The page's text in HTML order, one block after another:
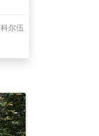
科尔伍